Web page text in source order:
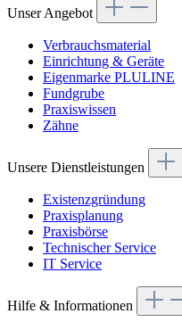
Unser Angebot
Verbrauchsmaterial
Einrichtung & Geräte
Eigenmarke PLULINE
Fundgrube
Praxiswissen
Zähne
Unsere Dienstleistungen
Existenzgründung
Praxisplanung
Praxisbörse
Technischer Service
IT Service
Hilfe & Informationen